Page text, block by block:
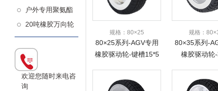
户外专用聚氨酯
20吨橡胶万向轮
欢迎您随时来电咨
询
规格：80×25
80×25系列-AGV专用
橡胶驱动轮-键槽15*5
规格：
80×35系列-
橡胶驱动轮